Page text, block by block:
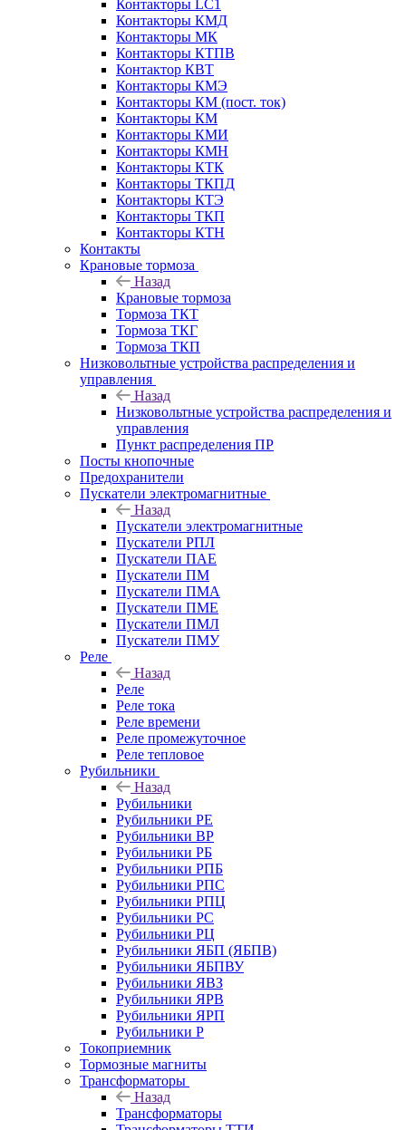
Контакторы LC1
Контакторы КМД
Контакторы МК
Контакторы КТПВ
Контактор КВТ
Контакторы КМЭ
Контакторы КМ (пост. ток)
Контакторы КМ
Контакторы КМИ
Контакторы КМН
Контакторы КТК
Контакторы ТКПД
Контакторы КТЭ
Контакторы ТКП
Контакторы КТН
Контакты
Крановые тормоза
Назад
Крановые тормоза
Тормоза ТКТ
Тормоза ТКГ
Тормоза ТКП
Низковольтные устройства распределения и
управления
Назад
Низковольтные устройства распределения и
управления
Пункт распределения ПР
Посты кнопочные
Предохранители
Пускатели электромагнитные
Назад
Пускатели электромагнитные
Пускатели РПЛ
Пускатели ПАЕ
Пускатели ПМ
Пускатели ПМА
Пускатели ПМЕ
Пускатели ПМЛ
Пускатели ПМУ
Реле
Назад
Реле
Реле тока
Реле времени
Реле промежуточное
Реле тепловое
Рубильники
Назад
Рубильники
Рубильники РЕ
Рубильники ВР
Рубильники РБ
Рубильники РПБ
Рубильники РПС
Рубильники РПЦ
Рубильники РС
Рубильники РЦ
Рубильники ЯБП (ЯБПВ)
Рубильники ЯБПВУ
Рубильники ЯВЗ
Рубильники ЯРВ
Рубильники ЯРП
Рубильники Р
Токоприемник
Тормозные магниты
Трансформаторы
Назад
Трансформаторы